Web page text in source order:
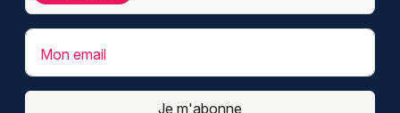
Mon email
Je m'abonne